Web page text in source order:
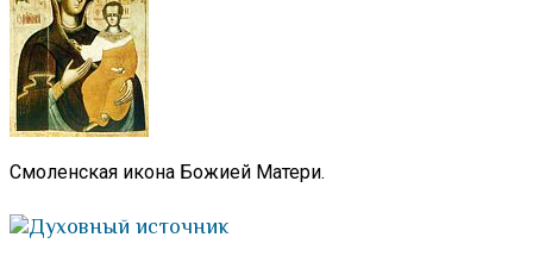
Смоленская икона Божией Матери.
Духовный источник